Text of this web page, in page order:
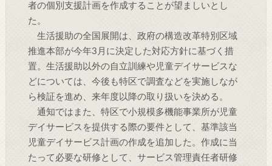
者の個別支援計画を作成することが望ましいとし
た。
生活援助の全国展開は、政府の構造改革特別区域
推進本部が今年3月に決定した対応方針に基づく措
置。生活援助以外の自立訓練や児童デイサービスな
どについては、今後も特区で調査などを実施しなが
ら検証を進め、来年度以降の取り扱いを決める。
通知ではまた、特区で小規模多機能事業所が児童
デイサービスを提供する際の要件として、基準該当
児童デイサービス計画の作成を追加した。作成に当
たって必要な研修として、サービス管理責任者研修